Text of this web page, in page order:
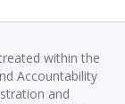
within the
Accountability
and